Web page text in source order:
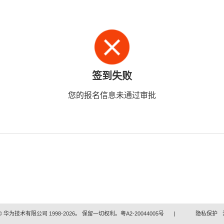
签到失败
您的报名信息未通过审批
华为技术有限公司 1998-2026。 保留一切权利。粤A2-20044005号 | 隐私保护